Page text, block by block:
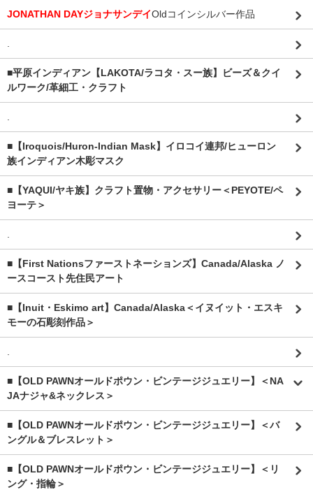
JONATHAN DAYジョナサンデイOldコインシルバー作品
■平原インディアン【LAKOTA/ラコタ・スー族】ビーズ＆クイ
ルワーク/革細工・クラフト
■【Iroquois/Huron-Indian Mask】イロコイ連邦/ヒューロン
族インディアン木彫マスク
■【YAQUI/ヤキ族】クラフト置物・アクセサリー＜PEYOTE/ペ
ヨーテ＞
■【First Nationsファーストネーションズ】Canada/Alaska ノ
ースコースト先住民アート
■【Inuit・Eskimo art】Canada/Alaska＜イヌイット・エスキ
モーの石彫刻作品＞
■【OLD PAWNオールドポウン・ビンテージジュエリー】＜NA
JAナジャ&ネックレス＞
■【OLD PAWNオールドポウン・ビンテージジュエリー】＜バ
ングル＆ブレスレット＞
■【OLD PAWNオールドポウン・ビンテージジュエリー】＜リ
ング・指輪＞